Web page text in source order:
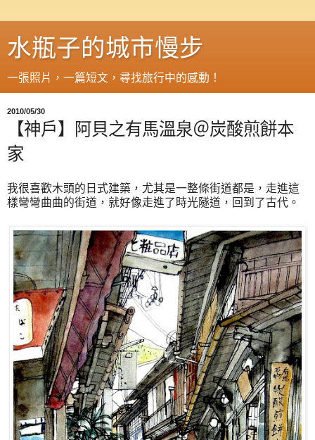
水瓶子的城市慢步
一張照片，一篇短文，尋找旅行中的感動！
2010/05/30
【神戶】阿貝之有馬溫泉＠炭酸煎餅本
家
我很喜歡木頭的日式建築，尤其是一整條街道都是，走進這
樣彎彎曲曲的街道，就好像走進了時光隧道，回到了古代。